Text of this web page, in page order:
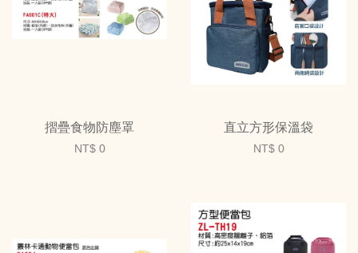
摺疊食物防塵罩
NT$ 0
直立方形保溫袋
NT$ 0